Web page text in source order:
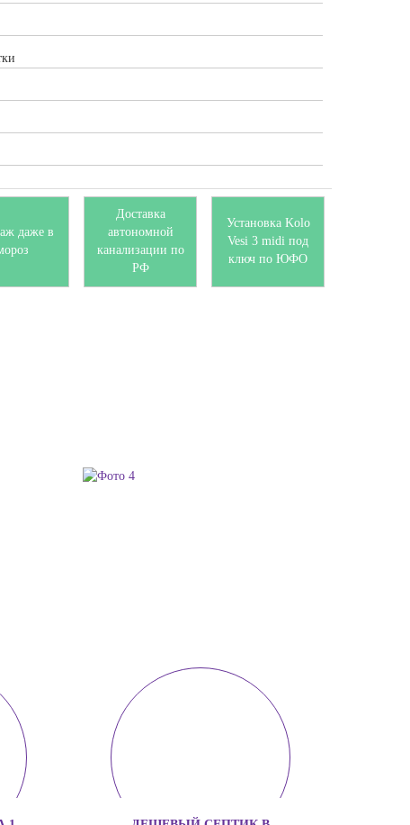
даже в
Доставка
автономной
канализации по
РФ
Установка Kolo
Vesi 3 midi под
ключ по ЮФО